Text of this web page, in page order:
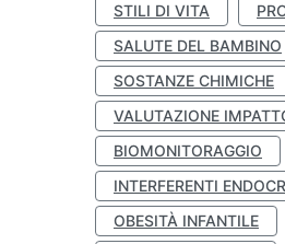
STILI DI VITA
SALUTE DEL BAMBINO
SOSTANZE CHIMICHE
VALUTAZIONE
BIOMONITORAGGIO
INTERFERENTI
OBESITÀ INFANTILE